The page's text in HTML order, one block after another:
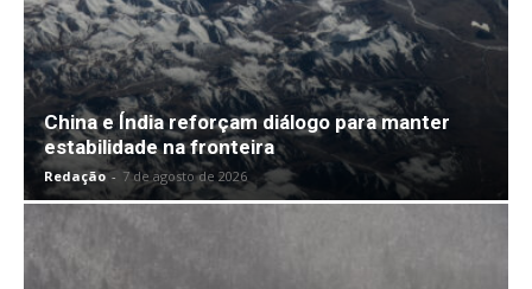
China e Índia reforçam diálogo para manter
estabilidade na fronteira
Redação - 7 de agosto de 2026